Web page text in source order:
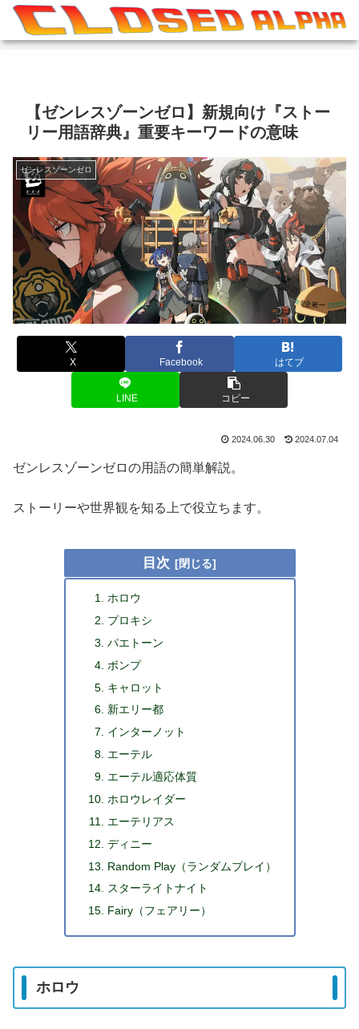
【ゼンレスゾーンゼロ】新規向け『ストー
リー用語辞典』重要キーワードの意味
ゼンレスゾーンゼロ
X Facebook はてブ
LINE コピー
2024.06.30 2024.07.04
ゼンレスゾーンゼロの用語の簡単解説。
ストーリーや世界観を知る上で役立ちます。
目次
ホロウ
プロキシ
パエトーン
ボンプ
キャロット
新エリー都
インターノット
エーテル
エーテル適応体質
ホロウレイダー
エーテリアス
ディニー
Random Play（ランダムプレイ）
スターライトナイト
Fairy（フェアリー）
ホロウ